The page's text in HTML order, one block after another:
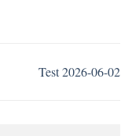
Test 2026-06-02